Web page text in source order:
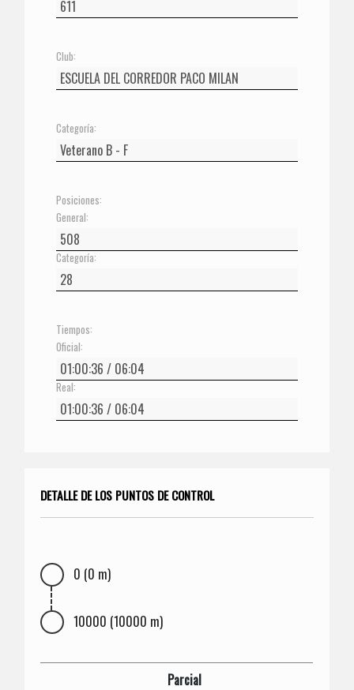
Club:
Categoría:
Posiciones:
General:
Categoría:
Tiempos:
Oficial:
Real:
DETALLE DE LOS PUNTOS DE CONTROL
0 (0 m)
10000 (10000 m)
Parcial